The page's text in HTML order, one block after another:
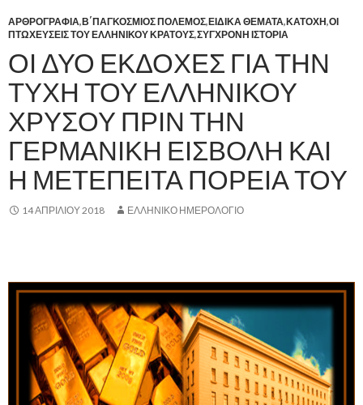
ΑΡΘΡΟΓΡΑΦΙΑ,Β΄ΠΑΓΚΟΣΜΙΟΣ ΠΟΛΕΜΟΣ,ΕΙΔΙΚΑ ΘΕΜΑΤΑ,ΚΑΤΟΧΗ,ΟΙ
ΠΤΩΧΕΥΣΕΙΣ ΤΟΥ ΕΛΛΗΝΙΚΟΥ ΚΡΑΤΟΥΣ,ΣΥΓΧΡΟΝΗ ΙΣΤΟΡΙΑ
ΟΙ ΔΥΟ ΕΚΔΟΧΕΣ ΓΙΑ ΤΗΝ
ΤΥΧΗ ΤΟΥ ΕΛΛΗΝΙΚΟΥ
ΧΡΥΣΟΥ ΠΡΙΝ ΤΗΝ
ΓΕΡΜΑΝΙΚΗ ΕΙΣΒΟΛΗ ΚΑΙ
Η ΜΕΤΕΠΕΙΤΑ ΠΟΡΕΙΑ ΤΟΥ
14 ΑΠΡΙΛΊΟΥ 2018 ΕΛΛΗΝΙΚΟ ΗΜΕΡΟΛΟΓΙΟ